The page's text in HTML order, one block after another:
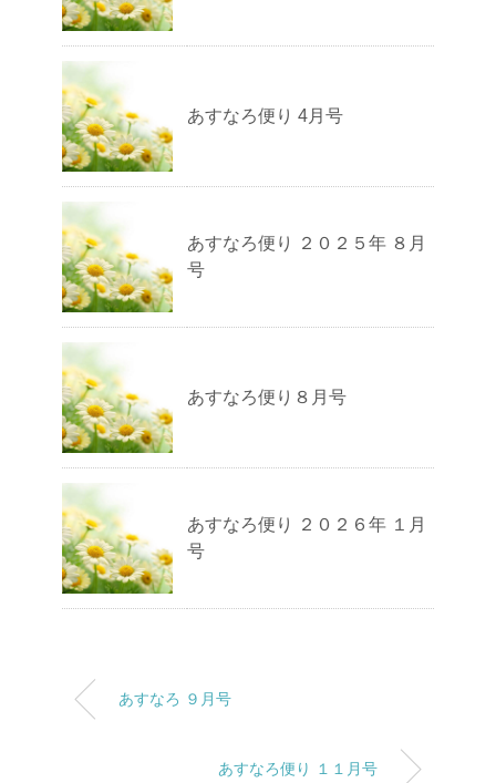
あすなろ便り 4月号
あすなろ便り ２０２５年 ８月
号
あすなろ便り８月号
あすなろ便り ２０２６年 １月
号
あすなろ ９月号
あすなろ便り １１月号